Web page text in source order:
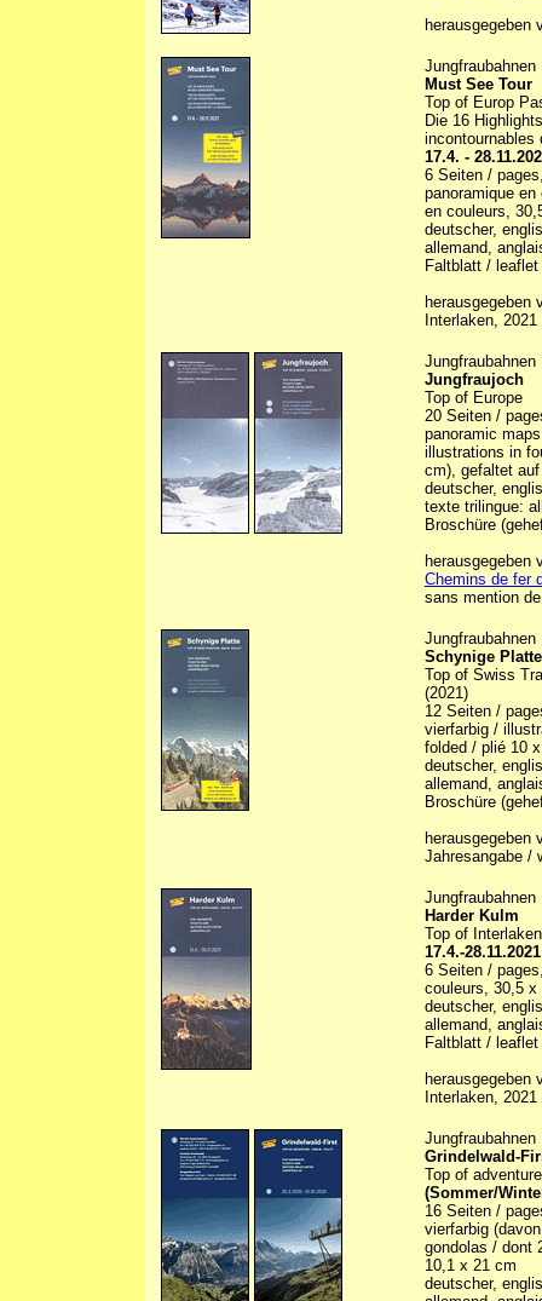
herausgegeben
Jungfraubahnen
Must See Tour
Top of Europ
Die 16
incontournables
17.4. -
6 Seiten /
panoramique
en couleurs,
deutscher,
allemand,
Faltblatt /
Interlaken, 2021
Jungfraubahnen
Jungfraujoch
Top of Europe
20 Seiten /
panoramic
illustrations in
cm), gefaltet
deutscher,
texte trilingue:
Broschüre
Chemins de fer
sans mention
Jungfraubahnen
Schynige Platte
Top of Swiss
(2021)
12 Seiten /
vierfarbig /
folded / plié 10
deutscher,
allemand,
Broschüre
herausgegeben
Jahresangabe /
Jungfraubahnen
Harder Kulm
Top of Interlaken
17.4.-28.11.2021
6 Seiten /
couleurs, 30,5
deutscher,
allemand,
Faltblatt /
herausgegeben
Interlaken, 2021
Jungfraubahnen
Grindelwald-
Top of adventure
(Sommer/
16 Seiten /
vierfarbig
gondolas / dont
10,1 x 21 cm
deutscher,